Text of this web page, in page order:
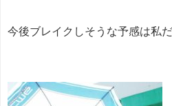
今後ブレイクしそうな予感は私